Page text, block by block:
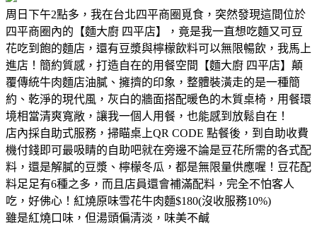
周日下午2點多，我在台北四平商圈覓食，突然發現這間位於
四平商圈內的【麵大廚 四平店】，竟是我一直想吃麵又可豆
花吃到飽的麵店，還有豆漿與檸檬飲料可以無限暢飲，我馬上
進店！簡約質感，打造自在的用餐空間【麵大廚 四平店】顛
覆傳統牛肉麵店油膩、擁擠的印象，整體裝潢走的是一種簡
約、乾淨的現代風，灰白的牆面搭配暖色的木質桌椅，用餐環
境相當清爽寬敞，讓我一個人用餐，也能感到放鬆自在！
店內採自助式服務，掃瞄桌上QR CODE 點餐後，到自助收費
機付錢即可最吸睛的自助吧就在旁邊不論是豆花所需的各式配
料，還是解膩的豆漿、檸檬冬瓜，都是無限量供應喔！豆花配
料足足有6種之多，而且店員還會補滿配料，完全不怕客人
吃，好佛心！紅燒原味雪花牛肉麵$180(沒收服務10%)
雖是紅燒口味，但湯頭偏清淡，味美不鹹